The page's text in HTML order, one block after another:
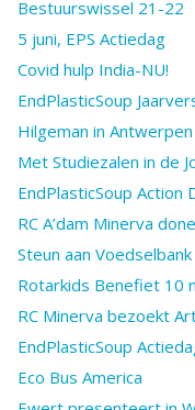
Bestuurswissel 21-22
5 juni, EPS Actiedag
Covid hulp India-NU!
EndPlasticSoup
Hilgeman in Antwerpen
Met Studiezalen in de
EndPlasticSoup Action
RC A’dam Minerva
Steun aan
Rotarkids Benefiet 10
RC Minerva bezoekt
EndPlasticSoup
Eco Bus America